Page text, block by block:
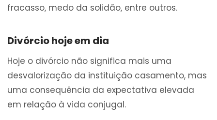
fracasso, medo da solidão, entre outros.
Divórcio hoje em dia
Hoje o divórcio não significa mais uma
desvalorização da instituição casamento, mas
uma consequência da expectativa elevada
em relação à vida conjugal.